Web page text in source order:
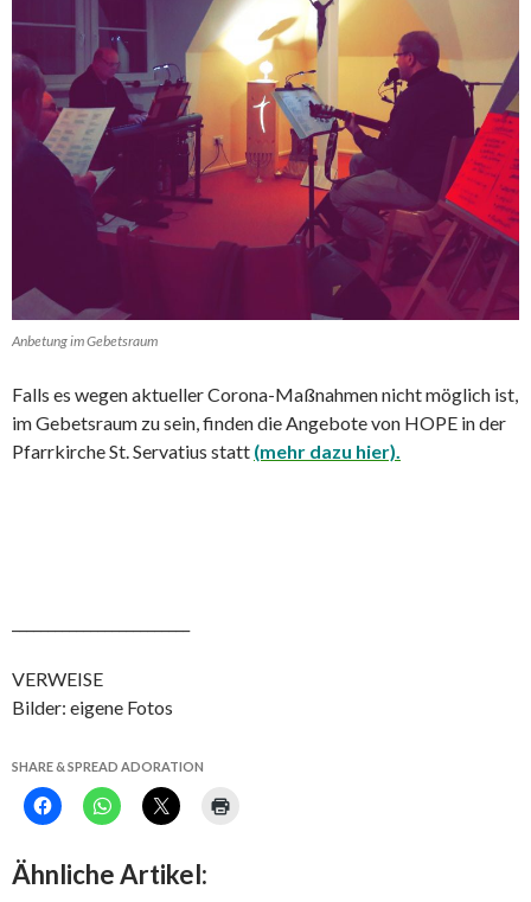
Anbetung im Gebetsraum
Falls es wegen aktueller Corona-Maßnahmen nicht möglich ist,
im Gebetsraum zu sein, finden die Angebote von HOPE in der
Pfarrkirche St. Servatius statt (mehr dazu hier).
VERWEISE
Bilder: eigene Fotos
SHARE & SPREAD ADORATION
Ähnliche Artikel: